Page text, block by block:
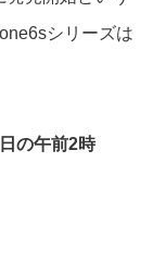
シリーズは
の午前2時